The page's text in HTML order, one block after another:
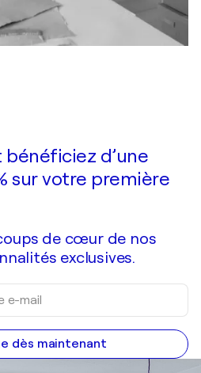
d’une
sur votre première
de cœur de nos
exclusives.
dès maintenant